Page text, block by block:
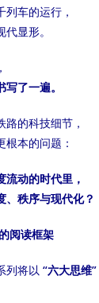
车的运行，
显形。
了一遍。
的科技细节，
本的问题：
流动的时代里，
、秩序与现代化？
阅读框架
列将以“六大思维”